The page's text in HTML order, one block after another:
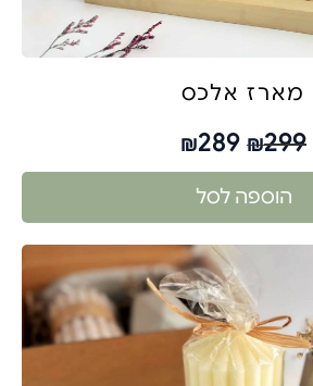
מארז אלכס
₪299
₪289
הוספה לסל